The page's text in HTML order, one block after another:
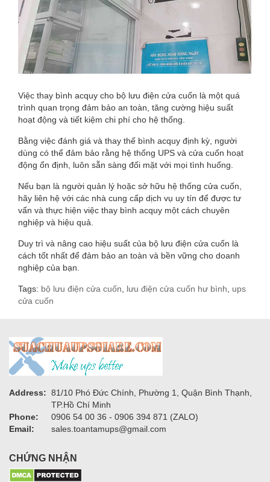
Việc thay bình acquy cho bộ lưu điện cửa cuốn là một quá
trình quan trọng đảm bảo an toàn, tăng cường hiệu suất
hoạt động và tiết kiệm chi phí cho hệ thống.
Bằng việc đánh giá và thay thế bình acquy định kỳ, người
dùng có thể đảm bảo rằng hệ thống UPS và cửa cuốn hoạt
động ổn định, luôn sẵn sàng đối mặt với mọi tình huống.
Nếu bạn là người quản lý hoặc sở hữu hệ thống cửa cuốn,
hãy liên hệ với các nhà cung cấp dịch vụ uy tín để được tư
vấn và thực hiện việc thay bình acquy một cách chuyên
nghiệp và hiệu quả.
Duy trì và nâng cao hiệu suất của bộ lưu điện cửa cuốn là
cách tốt nhất để đảm bảo an toàn và bền vững cho doanh
nghiệp của bạn.
Tags: bộ lưu điện cửa cuốn lưu điện cửa cuốn hư bình
ups
cửa cuốn
Address: 81/10 Phó Đức Chính, Phường 1, Quận Bình Thạnh,
TP.Hồ Chí Minh
Phone:
0906 54 00 36 - 0906 394 871 (ZALO)
Email:
sales.toantamups@gmail.com
CHỨNG NHẬN